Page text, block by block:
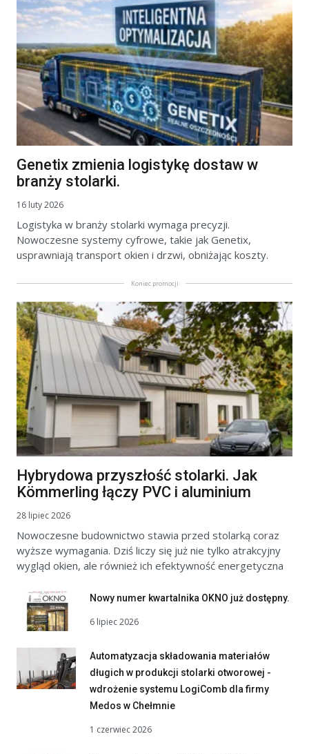
Genetix zmienia logistykę dostaw w
branży stolarki.
16 luty 2026
Logistyka w branży stolarki wymaga precyzji.
Nowoczesne systemy cyfrowe, takie jak Genetix,
usprawniają transport okien i drzwi, obniżając koszty.
Koniec promocji
Hybrydowa przyszłość stolarki. Jak
Kömmerling łączy PVC i aluminium
28 lipiec 2026
Nowoczesne budownictwo stawia przed stolarką coraz
wyższe wymagania. Dziś liczy się już nie tylko atrakcyjny
wygląd okien, ale również ich efektywność energetyczna
Nowy numer kwartalnika OKNO już dostępny.
6 lipiec 2026
Automatyzacja składowania materiałów
długich w produkcji stolarki otworowej -
wdrożenie systemu LogiComb dla firmy
Medos w Chełmnie
1 czerwiec 2026